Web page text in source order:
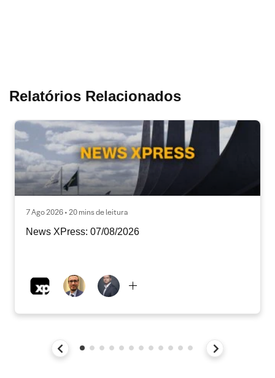
Relatórios Relacionados
7 Ago 2026 • 20 mins de leitura
News XPress: 07/08/2026